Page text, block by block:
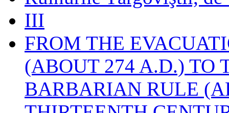
III
FROM THE
(ABOUT 274 A.D.) TO
BARBARIAN RULE